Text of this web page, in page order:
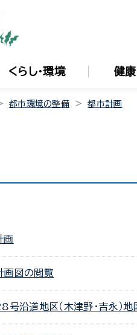
くらし・環境 健康
都市環境の整備 都市計画
画
画図の閲覧
号沿道地区（木津野・吉永）